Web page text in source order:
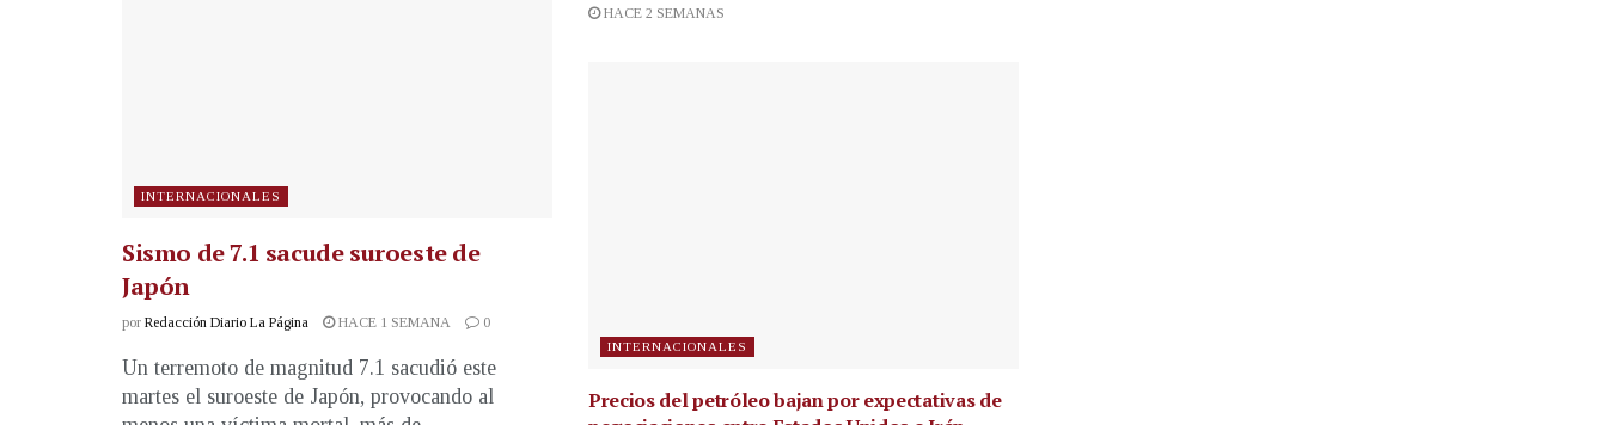
INTERNACIONALES
Sismo de 7.1 sacude suroeste de
Japón
por Redacción Diario La Página HACE 1 SEMANA 0
Un terremoto de magnitud 7.1 sacudió este
martes el suroeste de Japón, provocando al
HACE 2 SEMANAS
INTERNACIONALES
Precios del petróleo bajan por expectativas de